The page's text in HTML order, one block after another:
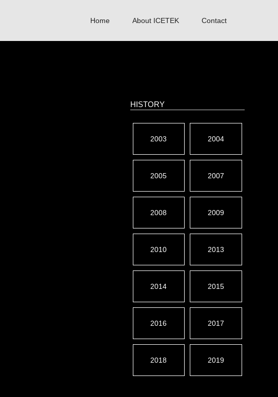
Home About ICETEK Contact
HISTORY
2003 2004
2005 2007
2008 2009
2010 2013
2014 2015
2016 2017
2018 2019